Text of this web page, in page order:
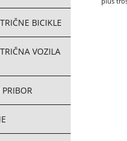
BICIKLE
VOZILA
PRIBOR